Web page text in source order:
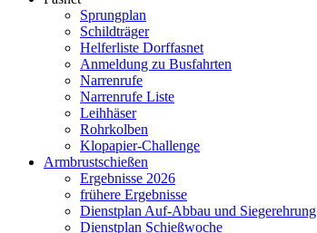
Sprungplan
Schildträger
Helferliste Dorffasnet
Anmeldung zu Busfahrten
Narrenrufe
Narrenrufe Liste
Leihhäser
Rohrkolben
Klopapier-Challenge
Armbrustschießen
Ergebnisse 2026
frühere Ergebnisse
Dienstplan Auf-Abbau und Siegerehrung
Dienstplan Schießwoche